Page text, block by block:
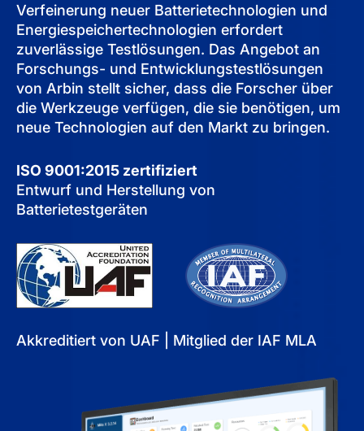
Verfeinerung neuer Batterietechnologien und
Energiespeichertechnologien erfordert
zuverlässige Testlösungen. Das Angebot an
Forschungs- und Entwicklungstestlösungen
von Arbin stellt sicher, dass die Forscher über
die Werkzeuge verfügen, die sie benötigen, um
neue Technologien auf den Markt zu bringen.
ISO 9001:2015 zertifiziert
Entwurf und Herstellung von
Batterietestgeräten
Akkreditiert von UAF | Mitglied der IAF MLA